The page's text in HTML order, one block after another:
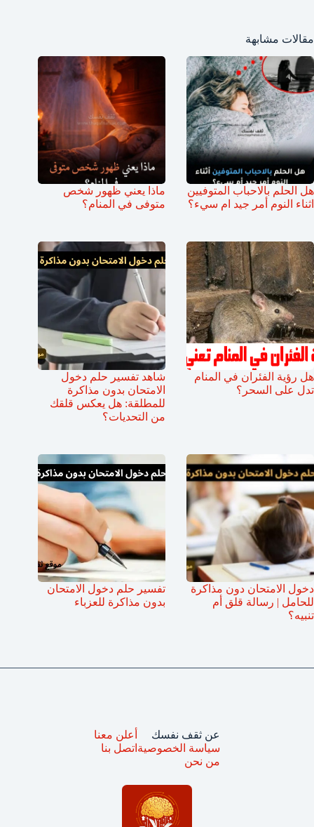
مقالات مشابهة
هل الحلم بالاحباب المتوفيين
اثناء النوم أمر جيد ام سيء؟
ماذا يعني ظهور شخص
متوفى في المنام؟
هل رؤية الفئران في المنام
تدل على السحر؟
شاهد تفسير حلم دخول
الامتحان بدون مذاكرة
للمطلقة: هل يعكس قلقك
من التحديات؟
دخول الامتحان دون مذاكرة
للحامل | رسالة قلق أم
تنبيه؟
تفسير حلم دخول الامتحان
بدون مذاكرة للعزباء
عن ثقف نفسك
سياسة الخصوصية
من نحن
أعلن معنا
اتصل بنا